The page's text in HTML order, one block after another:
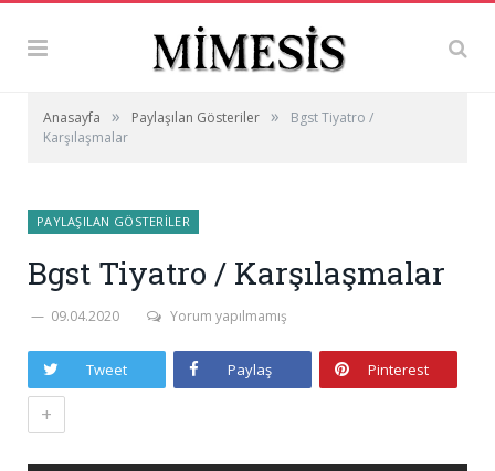
Anasayfa » Paylaşılan Gösteriler »
Bgst Tiyatro /
Karşılaşmalar
PAYLAŞILAN GÖSTERILER
Bgst Tiyatro / Karşılaşmalar
09.04.2020 Yorum yapılmamış
Tweet Paylaş Pinterest
+